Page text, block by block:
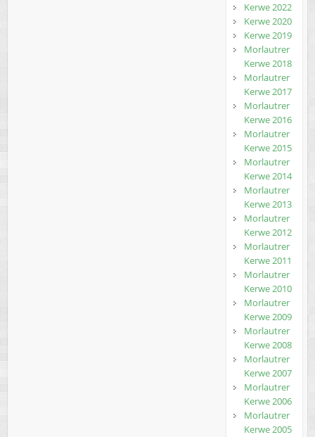
Kerwe 2022
Kerwe 2020
Kerwe 2019
Morlautrer
Kerwe 2018
Morlautrer
Kerwe 2017
Morlautrer
Kerwe 2016
Morlautrer
Kerwe 2015
Morlautrer
Kerwe 2014
Morlautrer
Kerwe 2013
Morlautrer
Kerwe 2012
Morlautrer
Kerwe 2011
Morlautrer
Kerwe 2010
Morlautrer
Kerwe 2009
Morlautrer
Kerwe 2008
Morlautrer
Kerwe 2007
Morlautrer
Kerwe 2006
Morlautrer
Kerwe 2005